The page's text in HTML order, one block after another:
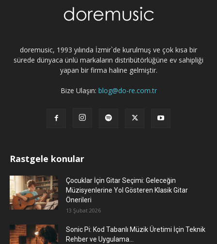
doremusic, 1993 yılında İzmir`de kurulmuş ve çok kısa bir
sürede dünyaca ünlü markaların distribütörlüğüne ev sahipliği
yapan bir firma haline gelmiştir.
Bize Ulaşın: blog@do-re.com.tr
Rastgele konular
Çocuklar İçin Gitar Seçimi: Geleceğin
Müzisyenlerine Yol Gösteren Klasik Gitar
Önerileri
13 Şubat 2026
Sonic Pi: Kod Tabanlı Müzik Üretimi İçin Teknik
Rehber ve Uygulama...